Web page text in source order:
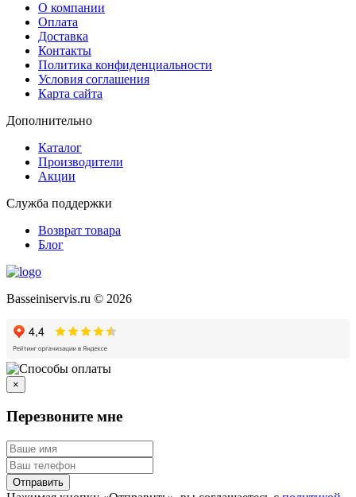
О компании
Оплата
Доставка
Контакты
Политика конфиденциальности
Условия соглашения
Карта сайта
Дополнительно
Каталог
Производители
Акции
Служба поддержки
Возврат товара
Блог
Basseiniservis.ru © 2026
×
Перезвоните мне
Отправить